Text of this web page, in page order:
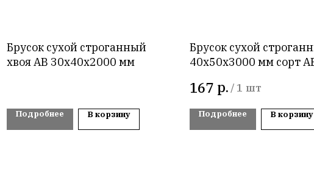
Брусок сухой строганный
хвоя АВ 30х40х2000 мм
Подробнее В корзину
Брусок сухой
40х50х3000 мм сорт
167 р. / 1 шт
Подробнее В корзину